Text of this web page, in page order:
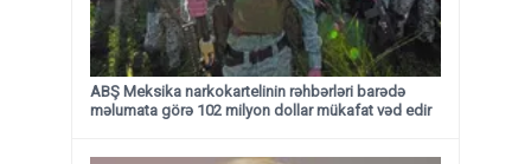
ABŞ Meksika narkokartelinin rəhbərləri barədə
məlumata görə 102 milyon dollar mükafat vəd edir